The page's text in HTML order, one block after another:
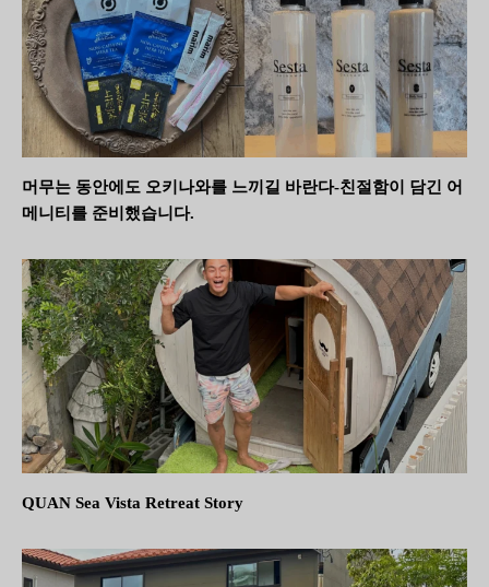
머무는 동안에도 오키나와를 느끼길 바란다-친절함이 담긴 어
메니티를 준비했습니다.
QUAN Sea Vista Retreat Story